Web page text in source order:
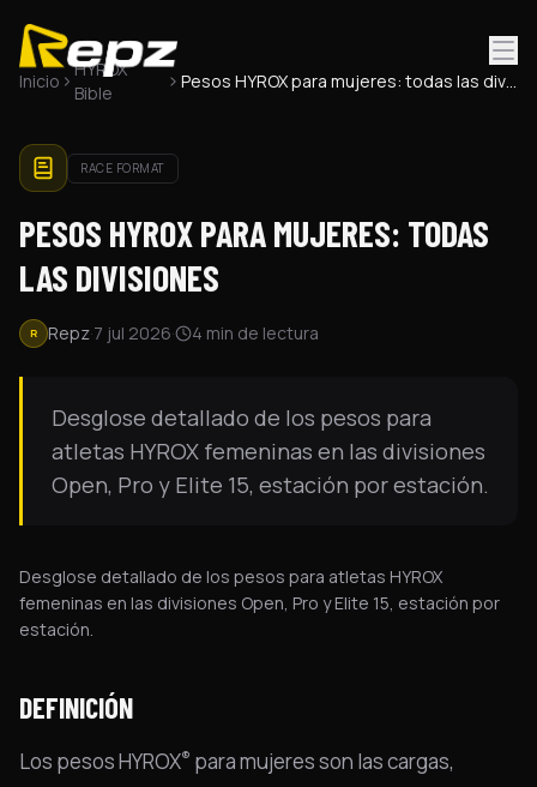
Inicio
HYROX®
Bible
Pesos HYROX para mujeres: todas las divisiones
RACE FORMAT
PESOS HYROX PARA MUJERES: TODAS
LAS DIVISIONES
R Repz·7 jul 2026· 4 min de lectura
Desglose detallado de los pesos para
atletas HYROX femeninas en las divisiones
Open, Pro y Elite 15, estación por estación.
Desglose detallado de los pesos para atletas HYROX
femeninas en las divisiones Open, Pro y Elite 15, estación por
estación.
DEFINICIÓN
Los pesos HYROX® para mujeres son las cargas,